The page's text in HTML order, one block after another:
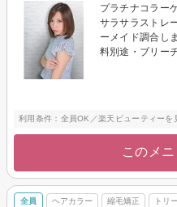
プラチナコラー
サラサラストレ
ーメイド調合し
料別途・ブリー
利用条件：全員OK／楽天ビューティーを
このメ
全員 ヘアカラー 縮毛矯正 トリ